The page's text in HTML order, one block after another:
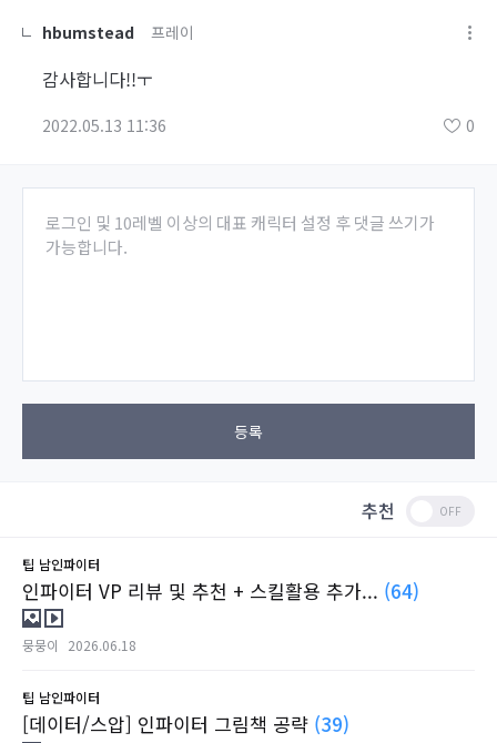
hbumstead 프레이
감사합니다!!ㅜ
2022.05.13 11:36 0
로그인 및 10레벨 이상의 대표 캐릭터 설정 후 댓글 쓰기가
가능합니다.
등록
추천
팁 남인파이터
인파이터 VP 리뷰 및 추천 + 스킬활용 추가... (64)
뭉뭉이 2026.06.18
팁 남인파이터
[데이터/스압] 인파이터 그림책 공략 (39)